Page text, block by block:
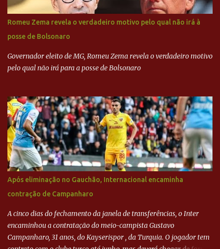
Alckmin (PSDB) — nenhum deles, no entanto, disse ter negociado
diretamente com o paulista. Depoimentos mostram como o
dinheiro da Odebrecht bancou a campanha de Serra em 2010 Leia
mais... A Lava Jato chega ao PSDB | VEJA.com
Romeu Zema revela o verdadeiro motivo pelo qual não irá à
posse de Bolsonaro
Governador eleito de MG, Romeu Zema revela o verdadeiro motivo
pelo qual não irá para a posse de Bolsonaro
Após eliminação no Gauchão, Internacional encaminha
contração de Campanharo
A cinco dias do fechamento da janela de transferências, o Inter
encaminhou a contratação do meio-campista Gustavo
Campanharo, 31 anos, do Kayserispor , da Turquia. O jogador tem